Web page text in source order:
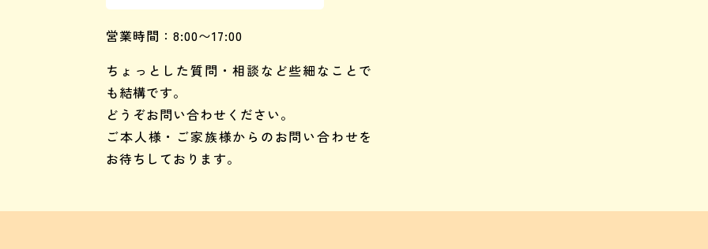
営業時間：8:00〜17:00
ちょっとした質問・相談など些細なことで
も結構です。
どうぞお問い合わせください。
ご本人様・ご家族様からのお問い合わせを
お待ちしております。